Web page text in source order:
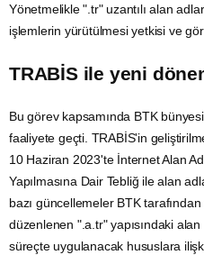
Yönetmelikle ".tr" uzantılı alan
işlemlerin yürütülmesi yetkisi ve
TRABİS ile yeni
Bu görev kapsamında BTK
faaliyete geçti. TRABİS'in
10 Haziran 2023'te İnternetAlan
Yapılmasına Dair Tebliğ ile alan
bazı güncellemeler BTK tarafından
düzenlenen ".a.tr" yapısındaki
süreçte uygulanacak hususlara